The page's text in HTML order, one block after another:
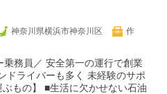
神奈川県横浜市神奈川区
作
乗務員／ 安全第一の運行で創業
ドライバーも多く 未経験のサポ
もの】 ■生活に欠かせない石油